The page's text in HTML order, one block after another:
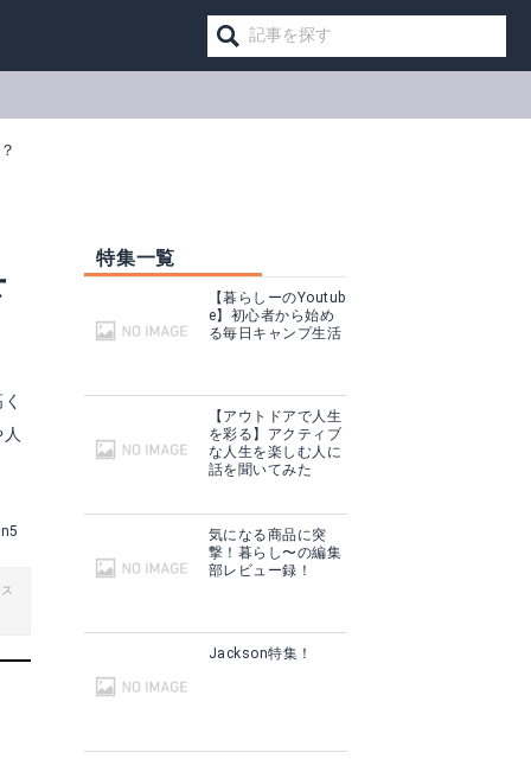
特集一覧
【暮らしーのYoutub
e】初心者から始め
る毎日キャンプ生活
【アウトドアで人生
を彩る】アクティブ
な人生を楽しむ人に
話を聞いてみた
気になる商品に突
撃！暮らし〜の編集
部レビュー録！
Jackson特集！